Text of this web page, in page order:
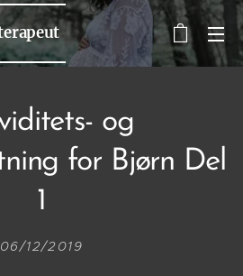
og
for Bjørn Del
1
06/12/2019